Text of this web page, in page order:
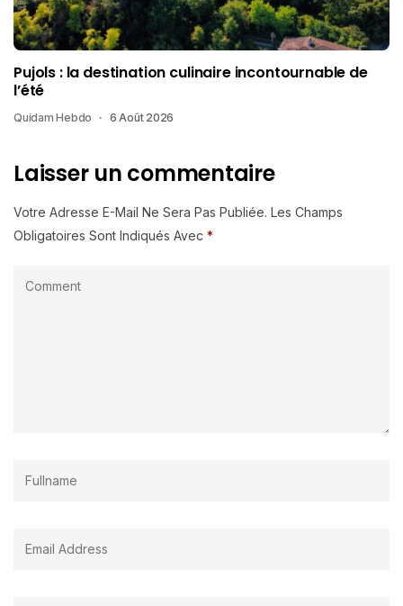
Pujols : la destination culinaire incontournable de
l’été
Quidam Hebdo 6 Août 2026
Laisser un commentaire
Votre Adresse E-Mail Ne Sera Pas Publiée. Les Champs
Obligatoires Sont Indiqués Avec *